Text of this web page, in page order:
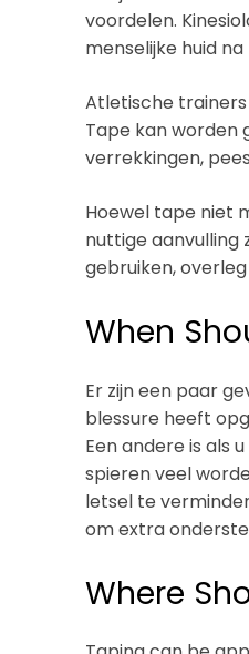
voordelen.
menselijke huid
Atletische
Tape kan worden
verrekkingen,
Hoewel tape niet
nuttige aanvulling
gebruiken,
When
Er zijn een paar
blessure heeft
Een andere is als
spieren veel
letsel te
om extra
Where